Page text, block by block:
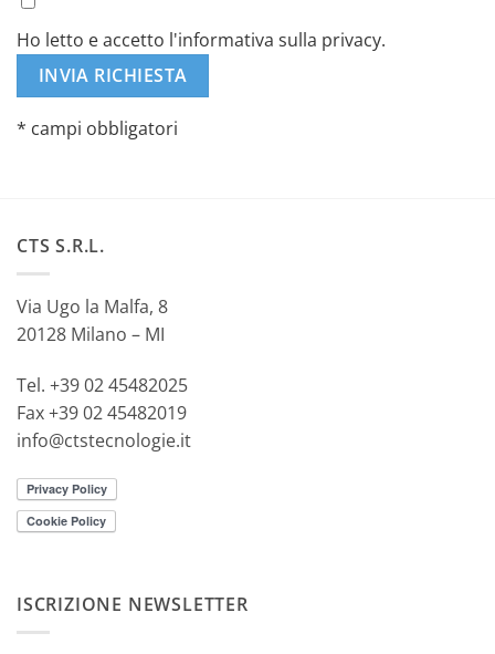
Ho letto e accetto l'informativa sulla privacy.
* campi obbligatori
CTS S.R.L.
Via Ugo la Malfa, 8
20128 Milano – MI
Tel. +39 02 45482025
Fax +39 02 45482019
info@ctstecnologie.it
ISCRIZIONE NEWSLETTER